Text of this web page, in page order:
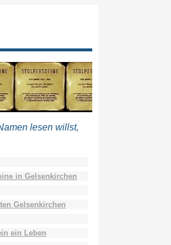
lesen willst,
in Gelsenkirchen
Gelsenkirchen
ein Leben